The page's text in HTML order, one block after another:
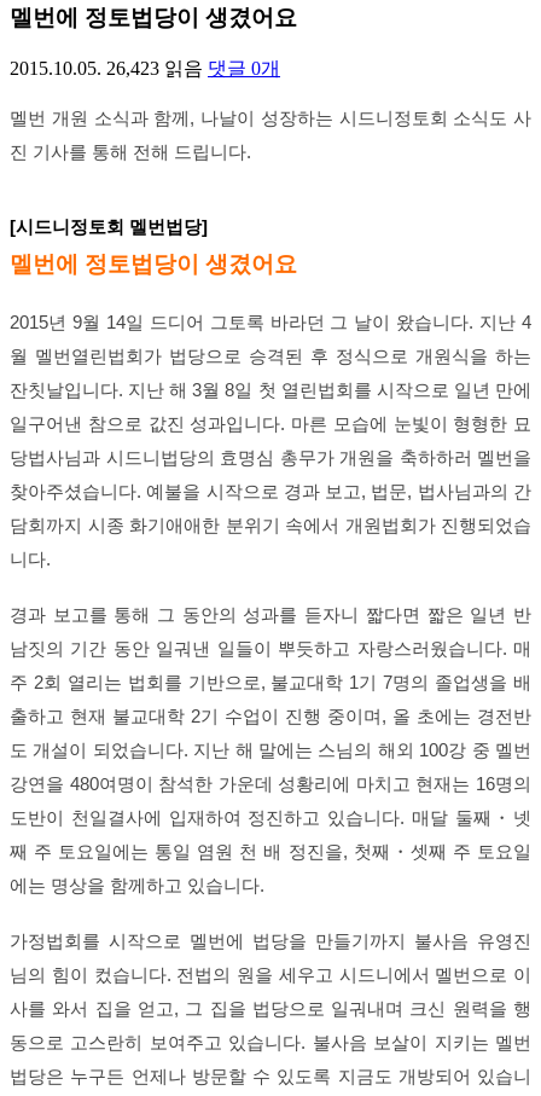
멜번에 정토법당이 생겼어요
2015.10.05. 26,423 읽음 댓글 0개
멜번 개원 소식과 함께, 나날이 성장하는 시드니정토회 소식도 사
진 기사를 통해 전해 드립니다.
[시드니정토회 멜번법당]
멜번에 정토법당이 생겼어요
2015년 9월 14일 드디어 그토록 바라던 그 날이 왔습니다. 지난 4
월 멜번열린법회가 법당으로 승격된 후 정식으로 개원식을 하는
잔칫날입니다. 지난 해 3월 8일 첫 열린법회를 시작으로 일년 만에
일구어낸 참으로 값진 성과입니다. 마른 모습에 눈빛이 형형한 묘
당법사님과 시드니법당의 효명심 총무가 개원을 축하하러 멜번을
찾아주셨습니다. 예불을 시작으로 경과 보고, 법문, 법사님과의 간
담회까지 시종 화기애애한 분위기 속에서 개원법회가 진행되었습
니다.
경과 보고를 통해 그 동안의 성과를 듣자니 짧다면 짧은 일년 반
남짓의 기간 동안 일궈낸 일들이 뿌듯하고 자랑스러웠습니다. 매
주 2회 열리는 법회를 기반으로, 불교대학 1기 7명의 졸업생을 배
출하고 현재 불교대학 2기 수업이 진행 중이며, 올 초에는 경전반
도 개설이 되었습니다. 지난 해 말에는 스님의 해외 100강 중 멜번
강연을 480여명이 참석한 가운데 성황리에 마치고 현재는 16명의
도반이 천일결사에 입재하여 정진하고 있습니다. 매달 둘째・넷
째 주 토요일에는 통일 염원 천 배 정진을, 첫째・셋째 주 토요일
에는 명상을 함께하고 있습니다.
가정법회를 시작으로 멜번에 법당을 만들기까지 불사음 유영진
님의 힘이 컸습니다. 전법의 원을 세우고 시드니에서 멜번으로 이
사를 와서 집을 얻고, 그 집을 법당으로 일궈내며 크신 원력을 행
동으로 고스란히 보여주고 있습니다. 불사음 보살이 지키는 멜번
법당은 누구든 언제나 방문할 수 있도록 지금도 개방되어 있습니